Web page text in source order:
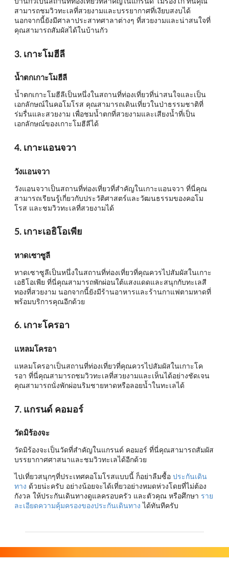
สามารถชมวิวทะเลที่สวยงามและบรรยากาศที่เงียบสงบได้
นอกจากนี้ยังมีศาลาประสาทศาลาต่างๆ ที่สวยงามและน่าสนใจที่
คุณสามารถสัมผัสได้ในบ้านกัว
3. เกาะโมฮีลี
น้ำตกเกาะโมฮีลี
น้ำตกเกาะโมฮีลีเป็นหนึ่งในสถานที่ท่องเที่ยวที่น่าสนใจและเป็น
เอกลักษณ์ในคอโมโรส คุณสามารถเดินเที่ยวในป่าธรรมชาติที่
ร่มรื่นและสวยงาม เพื่อชมน้ำตกที่สวยงามและเสียงน้ำที่เป็น
เอกลักษณ์ของเกาะโมฮีลีได้
4. เกาะแอนจวา
วังแอนจวา
วังแอนจวาเป็นสถานที่ท่องเที่ยวที่สำคัญในเกาะแอนจวา ที่นี่คุณ
สามารถเรียนรู้เกี่ยวกับประวัติศาสตร์และวัฒนธรรมของคอโม
โรส และชมวิวทะเลที่สวยงามได้
5. เกาะเอธิโอเพีย
หาดเซาซูลี
หาดเซาซูลีเป็นหนึ่งในสถานที่ท่องเที่ยวที่คุณควรไปสัมผัสในเกาะ
เอธิโอเพีย ที่นี่คุณสามารถพักผ่อนใต้แสงแดดและสนุกกับทะเลสี
ทองที่สวยงาม นอกจากนี้ยังมีร้านอาหารและร้านกาแฟตามหาดที่
พร้อมบริการคุณอีกด้วย
6. เกาะโครอา
แหลมโครอา
แหลมโครอาเป็นสถานที่ท่องเที่ยวที่คุณควรไปสัมผัสในเกาะโค
รอา ที่นี่คุณสามารถชมวิวทะเลที่สวยงามและเห็นได้อย่างชัดเจน
คุณสามารถนั่งพักผ่อนริมชายหาดหรือลอยน้ำในทะเลได้
7. แกรนด์ คอมอร์
วัดมิร้องจะ
วัดมิร้องจะเป็นวัดที่สำคัญในแกรนด์ คอมอร์ ที่นี่คุณสามารถสัมผัส
บรรยากาศศาสนาและชมวิวทะเลได้อีกด้วย
ไปเที่ยวสนุกๆที่ประเทศคอโมโรสแบบนี้ ก็อย่าลืมซื้อ ประกันเดิน
ทาง ด้วยน่ะครับ อย่างน้อยจะได้เที่ยวอย่างหมดห่วงโดยที่ไม่ต้อง
กังวล ให้ประกันเดินทางดูแลครอบครัว และตัวคุณ หรือศึกษา ราย
ละเอียดความคุ้มครองของประกันเดินทาง ได้ทันทีครับ